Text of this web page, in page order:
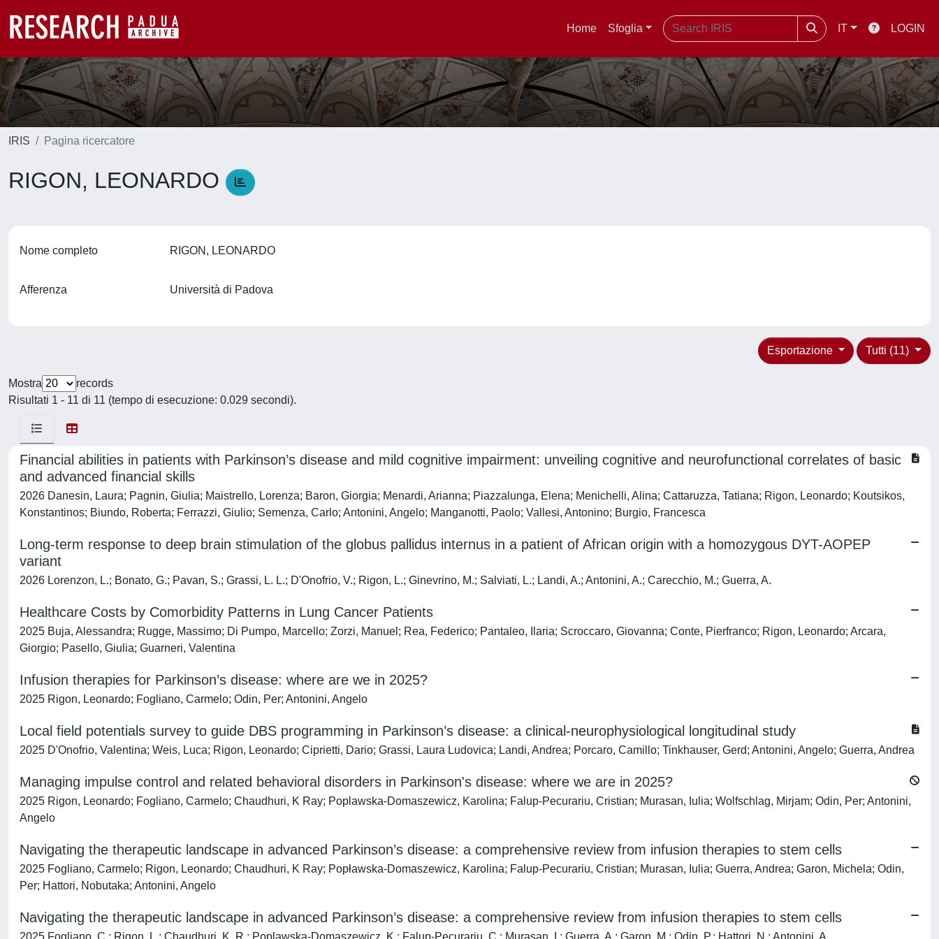
Home Sfoglia IT LOGIN
IRIS Pagina ricercatore
RIGON, LEONARDO
Nome completo RIGON, LEONARDO
Afferenza Università di Padova
Tutti (11)
Esportazione
Mostra
records
Risultati 1 - 11 di 11 (tempo di esecuzione: 0.029 secondi).
Financial abilities in patients with Parkinson’s disease and mild cognitive impairment: unveiling cognitive and neurofunctional correlates of basic
and advanced financial skills
2026 Danesin, Laura; Pagnin, Giulia; Maistrello, Lorenza; Baron, Giorgia; Menardi, Arianna; Piazzalunga, Elena; Menichelli, Alina; Cattaruzza, Tatiana; Rigon, Leonardo; Koutsikos,
Konstantinos; Biundo, Roberta; Ferrazzi, Giulio; Semenza, Carlo; Antonini, Angelo; Manganotti, Paolo; Vallesi, Antonino; Burgio, Francesca
Long-term response to deep brain stimulation of the globus pallidus internus in a patient of African origin with a homozygous DYT-AOPEP
variant
2026 Lorenzon, L.; Bonato, G.; Pavan, S.; Grassi, L. L.; D'Onofrio, V.; Rigon, L.; Ginevrino, M.; Salviati, L.; Landi, A.; Antonini, A.; Carecchio, M.; Guerra, A.
Healthcare Costs by Comorbidity Patterns in Lung Cancer Patients
2025 Buja, Alessandra; Rugge, Massimo; Di Pumpo, Marcello; Zorzi, Manuel; Rea, Federico; Pantaleo, Ilaria; Scroccaro, Giovanna; Conte, Pierfranco; Rigon, Leonardo; Arcara,
Giorgio; Pasello, Giulia; Guarneri, Valentina
Infusion therapies for Parkinson’s disease: where are we in 2025?
2025 Rigon, Leonardo; Fogliano, Carmelo; Odin, Per; Antonini, Angelo
Local field potentials survey to guide DBS programming in Parkinson’s disease: a clinical-neurophysiological longitudinal study
2025 D'Onofrio, Valentina; Weis, Luca; Rigon, Leonardo; Ciprietti, Dario; Grassi, Laura Ludovica; Landi, Andrea; Porcaro, Camillo; Tinkhauser, Gerd; Antonini, Angelo; Guerra, Andrea
Managing impulse control and related behavioral disorders in Parkinson's disease: where we are in 2025?
2025 Rigon, Leonardo; Fogliano, Carmelo; Chaudhuri, K Ray; Poplawska-Domaszewicz, Karolina; Falup-Pecurariu, Cristian; Murasan, Iulia; Wolfschlag, Mirjam; Odin, Per; Antonini,
Angelo
Navigating the therapeutic landscape in advanced Parkinson’s disease: a comprehensive review from infusion therapies to stem cells
2025 Fogliano, Carmelo; Rigon, Leonardo; Chaudhuri, K Ray; Popławska-Domaszewicz, Karolina; Falup-Pecurariu, Cristian; Murasan, Iulia; Guerra, Andrea; Garon, Michela; Odin,
Per; Hattori, Nobutaka; Antonini, Angelo
Navigating the therapeutic landscape in advanced Parkinson’s disease: a comprehensive review from infusion therapies to stem cells
2025 Fogliano, C.; Rigon, L.; Chaudhuri, K. R.; Poplawska-Domaszewicz, K.; Falup-Pecurariu, C.; Murasan, I.; Guerra, A.; Garon, M.; Odin, P.; Hattori, N.; Antonini, A.